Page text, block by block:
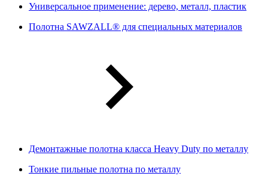
Универсальное применение: дерево, металл, пластик
Полотна SAWZALL® для специальных материалов
Демонтажные полотна класса Heavy Duty по металлу
Тонкие пильные полотна по металлу